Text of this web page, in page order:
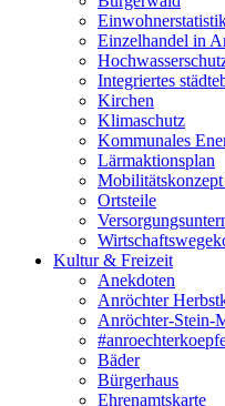
Einzelhandel in
Integriertes
Kirchen
Klimaschutz
Kommunales
Lärmaktionsplan
Ortsteile
Kultur & Freizeit
Anekdoten
Anröchter
Anröchter-Stein-
Bäder
Bürgerhaus
Ehrenamtskarte